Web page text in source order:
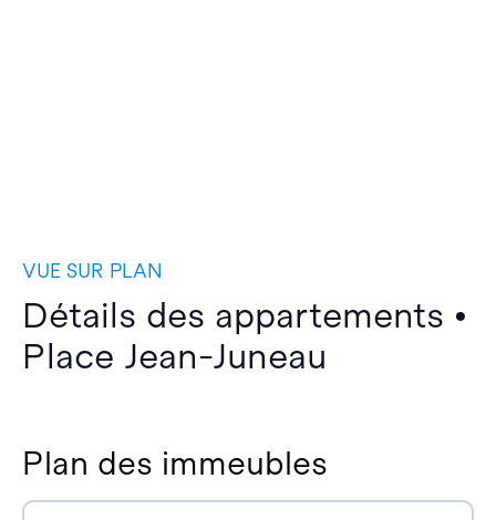
VUE SUR PLAN
Détails des appartements •
Place Jean-Juneau
Plan des immeubles